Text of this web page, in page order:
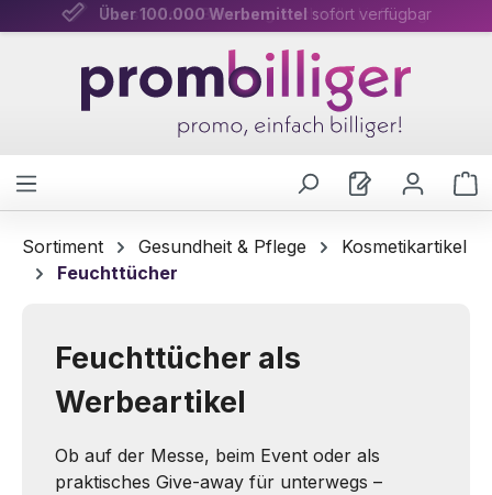
Zum Hauptinhalt springen
Über 100.000 Werbemittel sofort verfügbar
Persönliche Beratung& schnelle Lieferung
Sortiment Gesundheit & Pflege
Kosmetikartikel
Feuchttücher
Feuchttücher als
Werbeartikel
Ob auf der Messe, beim Event oder als
praktisches Give-away für unterwegs –